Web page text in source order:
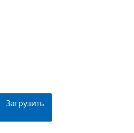
Загрузить